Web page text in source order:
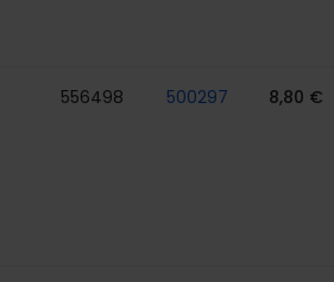
556498 500297 8,80 €